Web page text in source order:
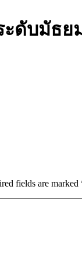
ะดับมัธย
fields are marked